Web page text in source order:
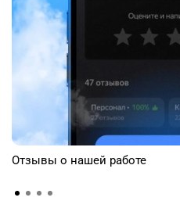
Отзывы о нашей работе